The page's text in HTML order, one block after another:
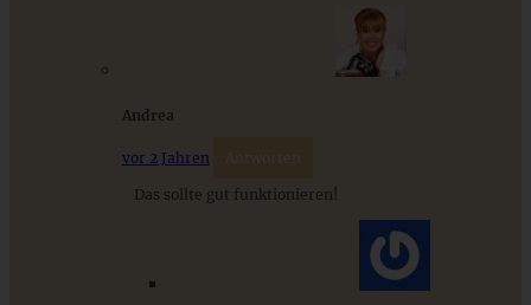
Andrea
vor 2 Jahren Antworten
Das sollte gut funktionieren!